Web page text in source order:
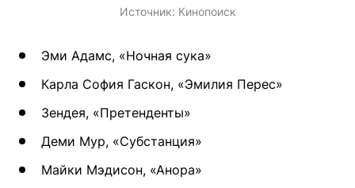
Источник: Кинопоиск
Эми Адамс, «Ночная сука»
Карла София Гаскон, «Эмилия Перес»
Зендея, «Претенденты»
Деми Мур, «Субстанция»
Майки Мэдисон, «Анора»